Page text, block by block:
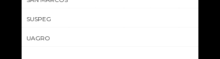
SUSPEG
UAGRO